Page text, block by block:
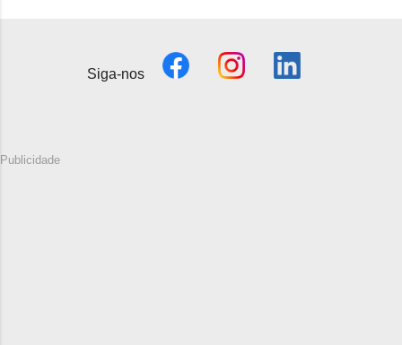
Siga-nos
Publicidade